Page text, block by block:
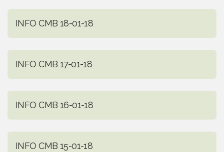
INFO CMB 18-01-18
INFO CMB 17-01-18
INFO CMB 16-01-18
INFO CMB 15-01-18